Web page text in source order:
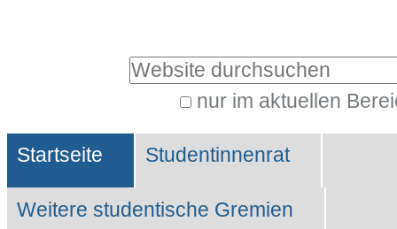
Website durchsuchen
nur im aktuellen
Suche…
Sektionen
Startseite Studentinnenrat
Weitere studentische Gremien